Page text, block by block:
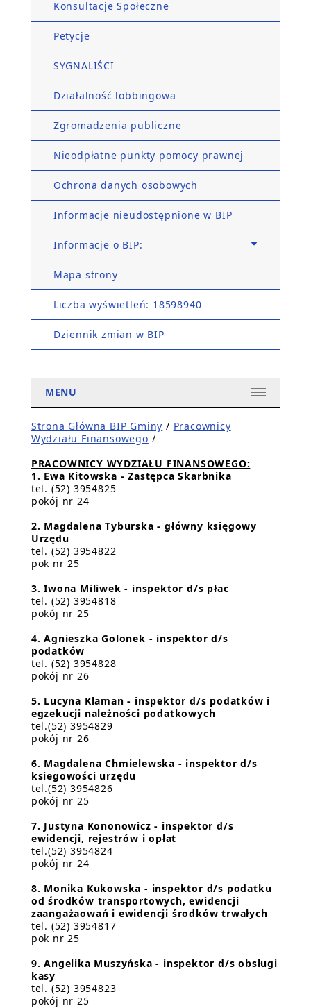
Konsultacje Społeczne
Petycje
SYGNALIŚCI
Działalność lobbingowa
Zgromadzenia publiczne
Nieodpłatne punkty pomocy prawnej
Ochrona danych osobowych
Informacje nieudostępnione w BIP
Informacje o BIP:
Mapa strony
Liczba wyświetleń: 18598940
Dziennik zmian w BIP
MENU
Strona Główna BIP Gminy / Pracownicy
Wydziału Finansowego /
PRACOWNICY WYDZIAŁU FINANSOWEGO:
1. Ewa Kitowska - Zastępca Skarbnika
tel. (52) 3954825
pokój nr 24
2. Magdalena Tyburska - główny księgowy
Urzędu
tel. (52) 3954822
pok nr 25
3. Iwona Miliwek - inspektor d/s płac
tel. (52) 3954818
pokój nr 25
4. Agnieszka Golonek - inspektor d/s
podatków
tel. (52) 3954828
pokój nr 26
5. Lucyna Klaman - inspektor d/s podatków i
egzekucji należności podatkowych
tel.(52) 3954829
pokój nr 26
6. Magdalena Chmielewska - inspektor d/s
ksiegowości urzędu
tel.(52) 3954826
pokój nr 25
7. Justyna Kononowicz - inspektor d/s
ewidencji, rejestrów i opłat
tel.(52) 3954824
pokój nr 24
8. Monika Kukowska - inspektor d/s podatku
od środków transportowych, ewidencji
zaangażaowań i ewidencji środków trwałych
tel. (52) 3954817
pok nr 25
9. Angelika Muszyńska - inspektor d/s obsługi
kasy
tel. (52) 3954823
pokój nr 25